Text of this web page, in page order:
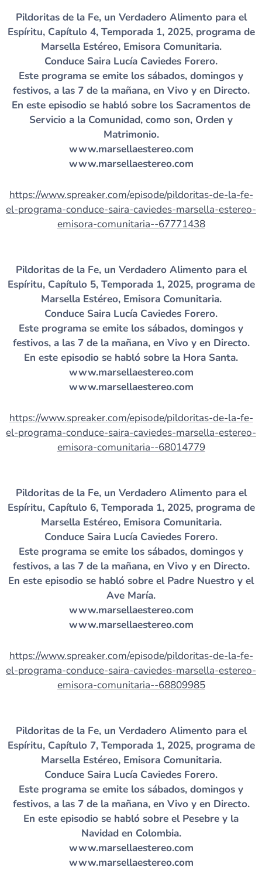
Pildoritas de la Fe, un Verdadero Alimento para el
Espíritu, Capítulo 4, Temporada 1, 2025, programa de
Marsella Estéreo, Emisora Comunitaria.
Conduce Saira Lucía Caviedes Forero.
Este programa se emite los sábados, domingos y
festivos, a las 7 de la mañana, en Vivo y en Directo.
En este episodio se habló sobre los Sacramentos de
Servicio a la Comunidad, como son, Orden y
Matrimonio.
www.marsellaestereo.com
www.marsellaestereo.com
https://www.spreaker.com/episode/pildoritas-de-la-fe-
el-programa-conduce-saira-caviedes-marsella-estereo-
emisora-comunitaria--67771438
Pildoritas de la Fe, un Verdadero Alimento para el
Espíritu, Capítulo 5, Temporada 1, 2025, programa de
Marsella Estéreo, Emisora Comunitaria.
Conduce Saira Lucía Caviedes Forero.
Este programa se emite los sábados, domingos y
festivos, a las 7 de la mañana, en Vivo y en Directo.
En este episodio se habló sobre la Hora Santa.
www.marsellaestereo.com
www.marsellaestereo.com
https://www.spreaker.com/episode/pildoritas-de-la-fe-
el-programa-conduce-saira-caviedes-marsella-estereo-
emisora-comunitaria--68014779
Pildoritas de la Fe, un Verdadero Alimento para el
Espíritu, Capítulo 6, Temporada 1, 2025, programa de
Marsella Estéreo, Emisora Comunitaria.
Conduce Saira Lucía Caviedes Forero.
Este programa se emite los sábados, domingos y
festivos, a las 7 de la mañana, en Vivo y en Directo.
En este episodio se habló sobre el Padre Nuestro y el
Ave María.
www.marsellaestereo.com
www.marsellaestereo.com
https://www.spreaker.com/episode/pildoritas-de-la-fe-
el-programa-conduce-saira-caviedes-marsella-estereo-
emisora-comunitaria--68809985
Pildoritas de la Fe, un Verdadero Alimento para el
Espíritu, Capítulo 7, Temporada 1, 2025, programa de
Marsella Estéreo, Emisora Comunitaria.
Conduce Saira Lucía Caviedes Forero.
Este programa se emite los sábados, domingos y
festivos, a las 7 de la mañana, en Vivo y en Directo.
En este episodio se habló sobre el Pesebre y la
Navidad en Colombia.
www.marsellaestereo.com
www.marsellaestereo.com